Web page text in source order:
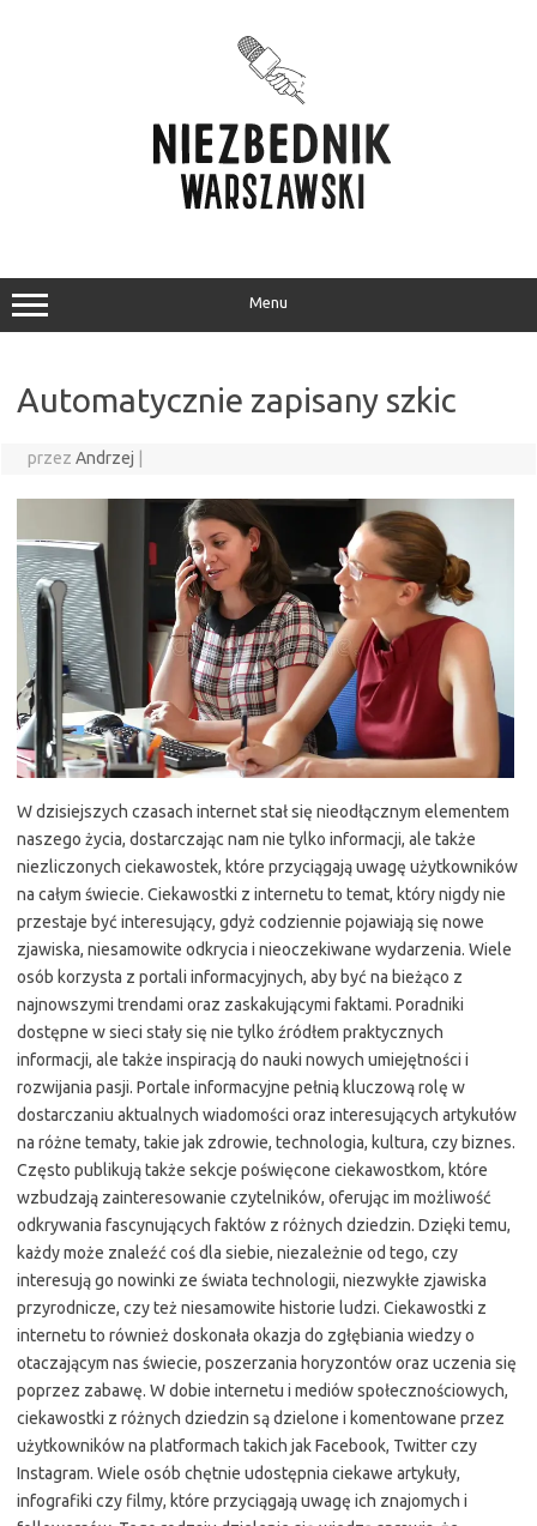
Menu
Automatycznie zapisany szkic
przez Andrzej
W dzisiejszych czasach internet stał się nieodłącznym elementem
naszego życia, dostarczając nam nie tylko informacji, ale także
niezliczonych ciekawostek, które przyciągają uwagę użytkowników
na całym świecie. Ciekawostki z internetu to temat, który nigdy nie
przestaje być interesujący, gdyż codziennie pojawiają się nowe
zjawiska, niesamowite odkrycia i nieoczekiwane wydarzenia. Wiele
osób korzysta z portali informacyjnych, aby być na bieżąco z
najnowszymi trendami oraz zaskakującymi faktami. Poradniki
dostępne w sieci stały się nie tylko źródłem praktycznych
informacji, ale także inspiracją do nauki nowych umiejętności i
rozwijania pasji. Portale informacyjne pełnią kluczową rolę w
dostarczaniu aktualnych wiadomości oraz interesujących artykułów
na różne tematy, takie jak zdrowie, technologia, kultura, czy biznes.
Często publikują także sekcje poświęcone ciekawostkom, które
wzbudzają zainteresowanie czytelników, oferując im możliwość
odkrywania fascynujących faktów z różnych dziedzin. Dzięki temu,
każdy może znaleźć coś dla siebie, niezależnie od tego, czy
interesują go nowinki ze świata technologii, niezwykłe zjawiska
przyrodnicze, czy też niesamowite historie ludzi. Ciekawostki z
internetu to również doskonała okazja do zgłębiania wiedzy o
otaczającym nas świecie, poszerzania horyzontów oraz uczenia się
poprzez zabawę. W dobie internetu i mediów społecznościowych,
ciekawostki z różnych dziedzin są dzielone i komentowane przez
użytkowników na platformach takich jak Facebook, Twitter czy
Instagram. Wiele osób chętnie udostępnia ciekawe artykuły,
infografiki czy filmy, które przyciągają uwagę ich znajomych i